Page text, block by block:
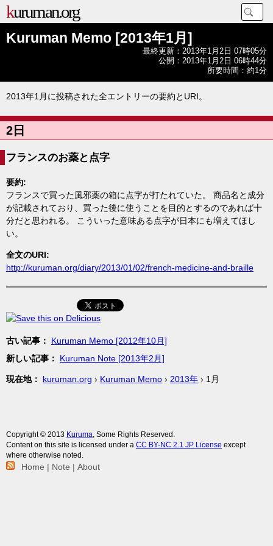
kuruman.org
Kuruman Memo [2013年1月]
最終更新 ： 2013年1月2日 07時05分
公開 ： 2013年1月2日 06時44分
所要時間 ： 約1分
2013年1月に投稿された全エントリーの要約とURI。
2日
フランスのお薬と点字
要約:
フランスで買った風邪薬の箱に点字が打たれていた。 商品名と成分
が記載されており、買った後に使うことを目的とするのであれば十
分だと思われる。 こういった意味ある点字が日本にも増えてほし
い。
全文のURI:
http://kuruman.org/diary/2013/01/02/french-medicine-and-braille
古い記事 ：
Kuruman Memo [2012年10月]
新しい記事 ： Kuruman Note [2013年2月]
現在地 kuruman.org › Kuruman Memo › 2013年 › 1月
Copyright © 2013 Kuruma , Some Rights Reserved.
Content on this site is licensed under a CC BY-NC 2.1 JP License except
where otherwise noted.
Home | Note | About